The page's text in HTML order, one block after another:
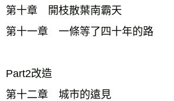
第十章　開枝散葉南霸天
第十一章　一條等了四十年的路
Part2改造
第十二章　城市的遠見